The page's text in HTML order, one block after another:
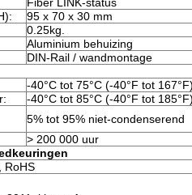
95 x 70 x 30 mm
0.25kg.
Aluminium behuizing
DIN-Rail / wandmontage
-40°C tot 75°C (-40°F tot
-40°C tot 85°C (-40°F tot
5% tot 95% niet-condenserend
> 200 000 uur
RoHS